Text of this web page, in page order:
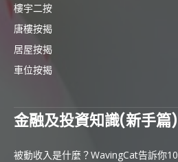
樓宇二按
唐樓按揭
居屋按揭
車位按揭
金融及投資知識(新手篇)
被動收入是什麼？WavingCat告訴你